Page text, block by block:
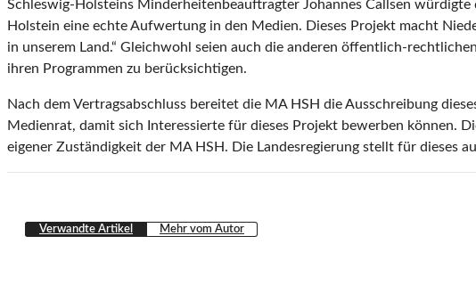
Schleswig-Holsteins Minderheitenbeauftragter Johannes Callsen
Holstein eine echte Aufwertung in den Medien. Dieses Projekt macht
in unserem Land.“ Gleichwohl seien auch die anderen öffentlich-
ihren Programmen zu berücksichtigen.
Nach dem Vertragsabschluss bereitet die MA HSH die Ausschreibung
Medienrat, damit sich Interessierte für dieses Projekt bewerben können.
eigener Zuständigkeit der MA HSH. Die Landesregierung stellt für dieses
Verwandte Artikel Mehr vom Autor